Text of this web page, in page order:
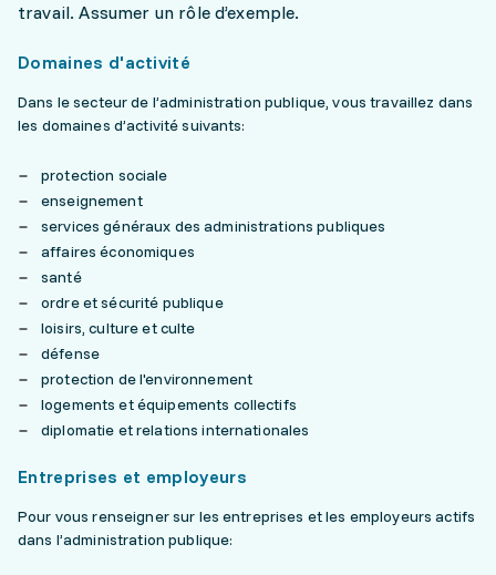
travail. Assumer un rôle d’exemple.
Domaines d'activité
Dans le secteur de l’administration publique, vous travaillez dans
les domaines d’activité suivants:
protection sociale
enseignement
services généraux des administrations publiques
affaires économiques
santé
ordre et sécurité publique
loisirs, culture et culte
défense
protection de l'environnement
logements et équipements collectifs
diplomatie et relations internationales
Entreprises et employeurs
Pour vous renseigner sur les entreprises et les employeurs actifs
dans l’administration publique: